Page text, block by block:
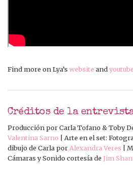
Find more on Lya’s website andyoutube
Créditos de la
Producción por Carla Tofano & Toby
Valentina Sarno | Arte en el set:
dibujo de Carla por Alexandra Veres |
Cámaras y Sonido cortesía de Jim